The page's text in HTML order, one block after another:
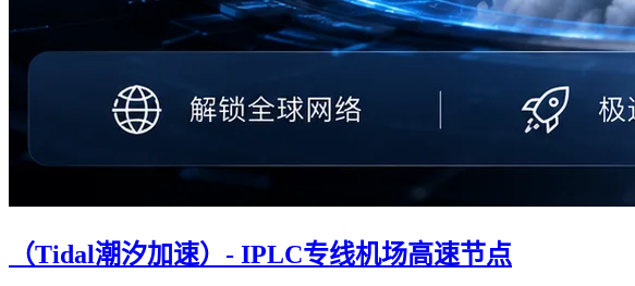
（Tidal潮汐加速）- IPLC专线机场高速节点